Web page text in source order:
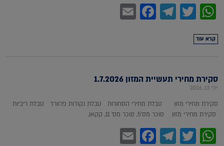
WhatsApp
Twitter
Telegram
Facebook
קרא עוד
סקירת מחירי תעשיית המזון 1.7.2026
יולי 13, 2026
סקירת מחירי מזון טבלת מחירי הסחורות טבלת נקודות פרוורד טבלת ריביות
סקירת מחירי מזון סוכר מס'5, סוכר מס' 11, קקאו,
WhatsApp
Twitter
Telegram
Facebook